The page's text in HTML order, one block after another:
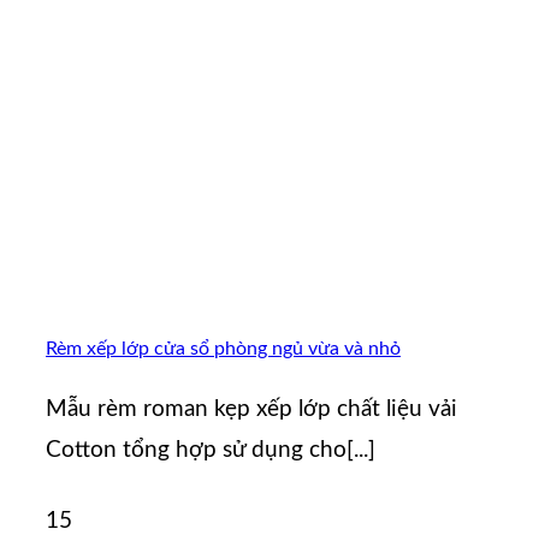
Rèm xếp lớp cửa sổ phòng ngủ vừa và nhỏ
Mẫu rèm roman kẹp xếp lớp chất liệu vải
Cotton tổng hợp sử dụng cho[...]
15